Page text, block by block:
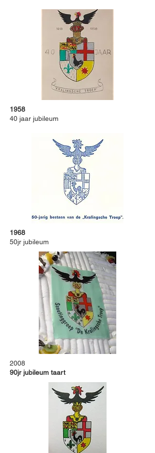
1958
40 jaar jubileum
1968
50jr jubileum
2008
90jr jubileum taart